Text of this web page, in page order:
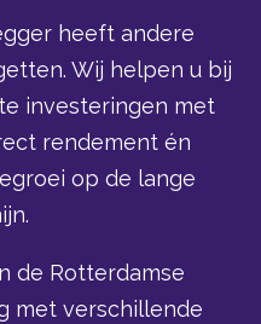
heeft andere
Wij helpen u bij
investeringen met
rendement én
op de lange
de Rotterdamse
met verschillende